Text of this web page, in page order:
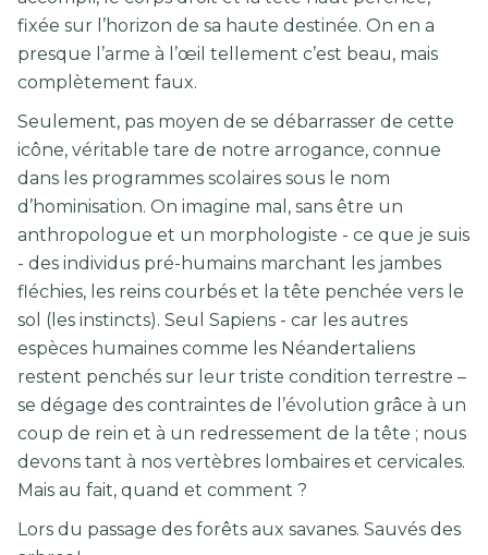
fixée sur l’horizon de sa haute destinée. On en a
presque l’arme à l’œil tellement c’est beau, mais
complètement faux.
Seulement, pas moyen de se débarrasser de cette
icône, véritable tare de notre arrogance, connue
dans les programmes scolaires sous le nom
d’hominisation. On imagine mal, sans être un
anthropologue et un morphologiste - ce que je suis
- des individus pré-humains marchant les jambes
fléchies, les reins courbés et la tête penchée vers le
sol (les instincts). Seul Sapiens - car les autres
espèces humaines comme les Néandertaliens
restent penchés sur leur triste condition terrestre –
se dégage des contraintes de l’évolution grâce à un
coup de rein et à un redressement de la tête ; nous
devons tant à nos vertèbres lombaires et cervicales.
Mais au fait, quand et comment ?
Lors du passage des forêts aux savanes. Sauvés des